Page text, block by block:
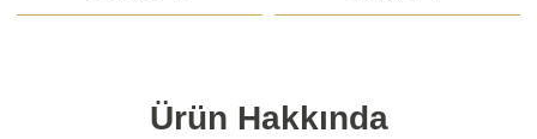
Ürün Hakkında